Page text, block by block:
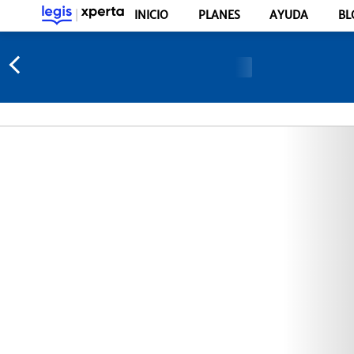
INICIO PLANES AYUDA